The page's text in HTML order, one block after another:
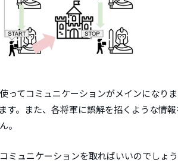
てコミュニケーションがメインになり
。また、各将軍に誤解を招くような情
。
ュニケーションを取ればいいのでしょう